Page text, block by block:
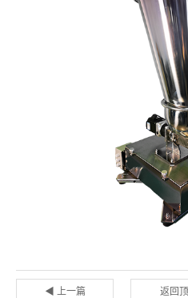
◀ 上一篇 返回